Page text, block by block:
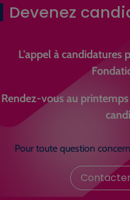
Devenez
L'appel à candidatures
Rendez-vous au
Pour toute question